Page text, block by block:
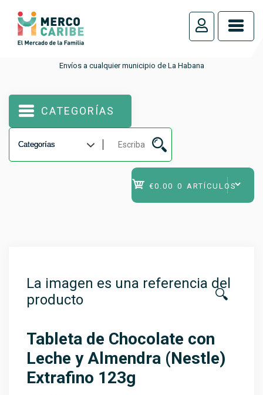
_
Envíos a cualquier municipio de La Habana
CATEGORÍAS
€0.00 0 ARTÍCULOS
🔍
La imagen es una referencia del
producto
Tableta de Chocolate con
Leche y Almendra (Nestle)
Extrafino 123g